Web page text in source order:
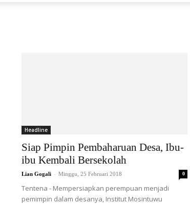
Headline
Siap Pimpin Pembaharuan Desa, Ibu-
ibu Kembali Bersekolah
Lian Gogali - Minggu, 25 Februari 2018 0
Tentena - Mempersiapkan perempuan menjadi
pemimpin dalam desanya, Institut Mosintuwu